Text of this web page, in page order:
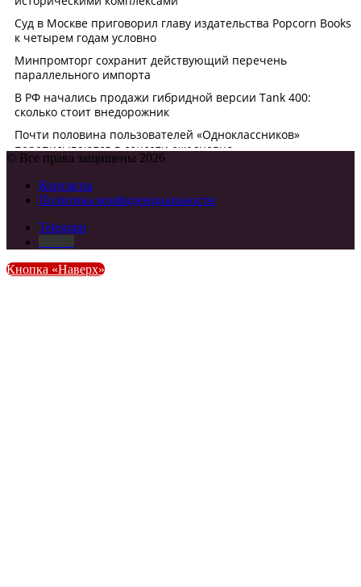
© Все права защищены 2026
Контакты
Политика конфиденциальности
Telegram
Кнопка «Наверх»